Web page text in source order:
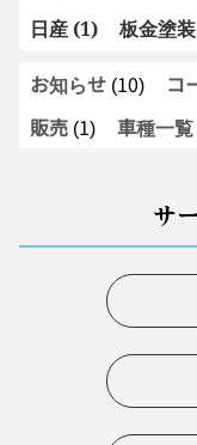
日産 (1)
板金塗
お知らせ (10) コ
販売 (1) 車種一覧
サ